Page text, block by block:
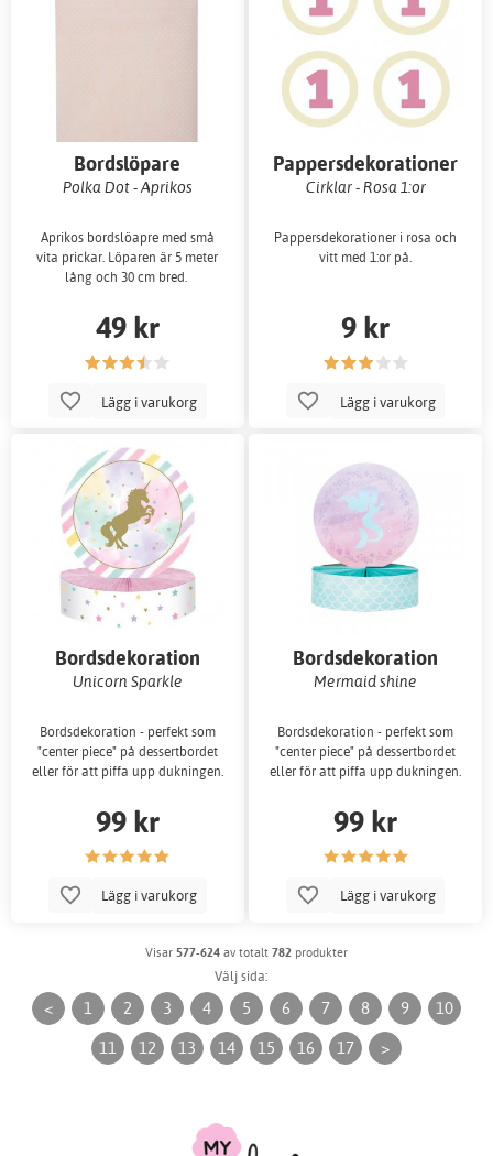
Bordslöpare
Polka Dot - Aprikos
Aprikos bordslöapre med små
vita prickar. Löparen är 5 meter
lång och 30 cm bred.
49 kr
Lägg i varukorg
Pappersdekorationer
Cirklar - Rosa 1:or
Pappersdekorationer i rosa och
vitt med 1:or på.
9 kr
Lägg i varukorg
Bordsdekoration
Unicorn Sparkle
Bordsdekoration - perfekt som
"center piece" på dessertbordet
eller för att piffa upp dukningen.
99 kr
Lägg i varukorg
Bordsdekoration
Mermaid shine
Bordsdekoration - perfekt som
"center piece" på dessertbordet
eller för att piffa upp dukningen.
99 kr
Lägg i varukorg
Visar 577-624 av totalt 782 produkter
Välj sida:
< 1 2 3 4 5 6 7 8 9
10
11
12 13 14 15 16 17 >